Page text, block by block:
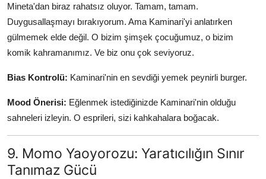
Mineta'dan biraz rahatsız oluyor. Tamam, tamam.
Duygusallaşmayı bırakıyorum. Ama Kaminari'yi anlatırken
gülmemek elde değil. O bizim şimşek çocuğumuz, o bizim
komik kahramanımız. Ve biz onu çok seviyoruz.
Bias Kontrolü: Kaminari'nin en sevdiği yemek peynirli burger.
Mood Önerisi: Eğlenmek istediğinizde Kaminari'nin olduğu
sahneleri izleyin. O esprileri, sizi kahkahalara boğacak.
9. Momo Yaoyorozu: Yaratıcılığın Sınır
Tanımaz Gücü